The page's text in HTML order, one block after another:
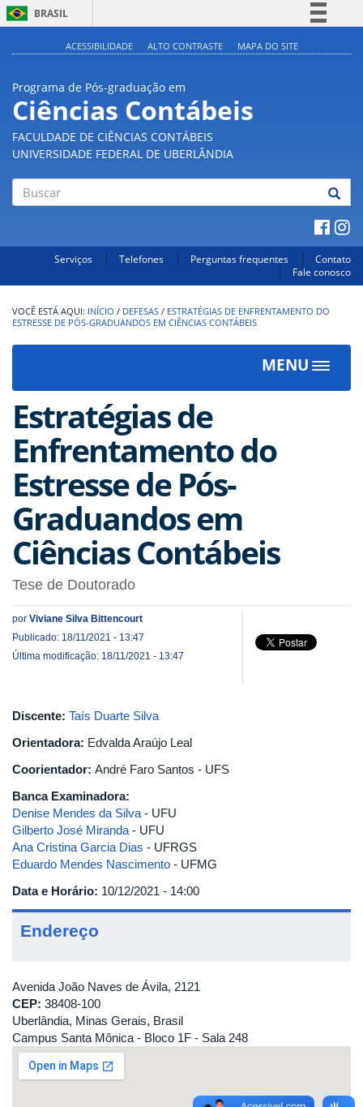
BRASIL
Acesso à informação
ACESSIBILIDADE ALTO CONTRASTE MAPA DO SITE
Programa de Pós-graduação em
Ciências Contábeis
FACULDADE DE CIÊNCIAS CONTÁBEIS
UNIVERSIDADE FEDERAL DE UBERLÂNDIA
Serviços Telefones Perguntas frequentes
Contato
Fale conosco
INÍCIO / DEFESAS / ESTRATÉGIAS DE ENFRENTAMENTO DO
ESTRESSE DE PÓS-GRADUANDOS EM CIÊNCIAS CONTÁBEIS
MENU
Toggle
Estratégias de
Enfrentamento do
Estresse de Pós-
Graduandos em
Ciências Contábeis
Tese de Doutorado
por Viviane Silva Bittencourt
Publicado: 18/11/2021 - 13:47
Última modificação: 18/11/2021 - 13:47
Discente: Taís Duarte Silva
Orientadora: Edvalda Araújo Leal
Coorientador: André Faro Santos - UFS
Banca Examinadora:
Denise Mendes da Silva - UFU
Gilberto José Miranda - UFU
Ana Cristina Garcia Dias - UFRGS
Eduardo Mendes Nascimento - UFMG
Data e Horário: 10/12/2021 - 14:00
Endereço
Avenida João Naves de Ávila, 2121
CEP: 38408-100
Uberlândia, Minas Gerais, Brasil
Campus Santa Mônica - Bloco 1F - Sala 248